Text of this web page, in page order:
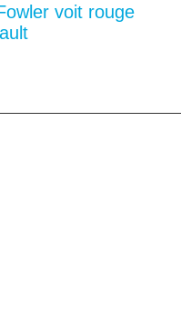
voit rouge